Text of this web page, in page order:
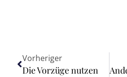
Vorheriger
Die Vorzüge nutzen